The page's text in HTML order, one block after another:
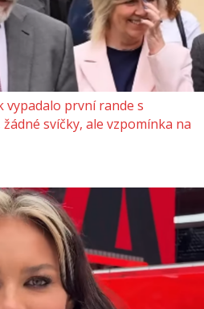
vypadalo první rande s
svíčky, ale vzpomínka na